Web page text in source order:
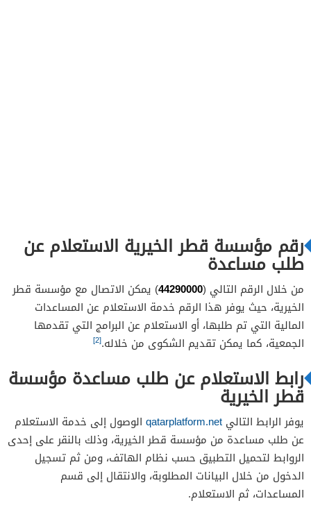
رقم مؤسسة قطر الخيرية الاستعلام عن
طلب مساعدة
من خلال الرقم التالي (44290000) يمكن الاتصال مع مؤسسة قطر
الخيرية، حيث يوفر هذا الرقم خدمة الاستعلام عن المساعدات
المالية التي تم طلبها، أو الاستعلام عن البرامج التي تقدمها
الجمعية، كما يمكن تقديم الشكوى من خلاله.[2]
رابط الاستعلام عن طلب مساعدة مؤسسة
قطر الخيرية
يوفر الرابط التالي qatarplatform.net الوصول إلى خدمة الاستعلام
عن طلب مساعدة من مؤسسة قطر الخيرية، وذلك بالنقر على إحدى
الروابط لتحميل التطبيق حسب نظام الهاتف، ومن ثم تسجيل
الدخول من خلال البيانات المطلوبة، والانتقال إلى قسم
المساعدات، ثم الاستعلام.